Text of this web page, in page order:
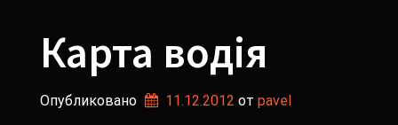
Карта водія
Опубликовано 11.12.2012 от pavel